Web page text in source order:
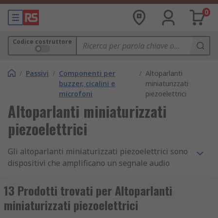
0
Codice costruttore
/ Passivi / Componenti per
buzzer, cicalini e
microfoni
/ Altoparlanti
miniaturizzati
piezoelettrici
Altoparlanti miniaturizzati
piezoelettrici
Gli altoparlanti miniaturizzati piezoelettrici sono
dispositivi che amplificano un segnale audio
elettrica creata quando determinati materiali,
come ceramica, sono posti sotto sforzo meccanico.
Si distinguono dagli altri tipi di altoparlanti per
13 Prodotti trovati per Altoparlanti
miniaturizzati piezoelettrici